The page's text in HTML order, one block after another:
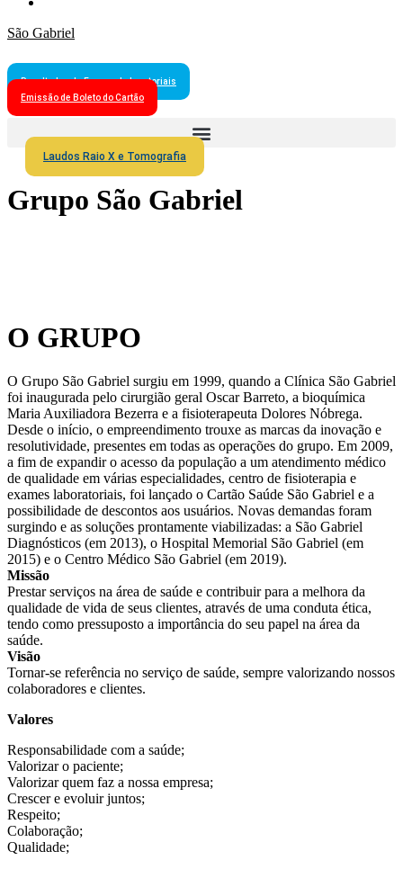
São Gabriel
Resultados de Exames Laboratoriais
Emissão de Boleto do Cartão
Laudos Raio X e Tomografia
Grupo São Gabriel
O GRUPO
O Grupo São Gabriel surgiu em 1999, quando a Clínica São Gabriel
foi inaugurada pelo cirurgião geral Oscar Barreto, a bioquímica
Maria Auxiliadora Bezerra e a fisioterapeuta Dolores Nóbrega.
Desde o início, o empreendimento trouxe as marcas da inovação e
resolutividade, presentes em todas as operações do grupo. Em 2009,
a fim de expandir o acesso da população a um atendimento médico
de qualidade em várias especialidades, centro de fisioterapia e
exames laboratoriais, foi lançado o Cartão Saúde São Gabriel e a
possibilidade de descontos aos usuários. Novas demandas foram
surgindo e as soluções prontamente viabilizadas: a São Gabriel
Diagnósticos (em 2013), o Hospital Memorial São Gabriel (em
2015) e o Centro Médico São Gabriel (em 2019).
Missão
Prestar serviços na área de saúde e contribuir para a melhora da
qualidade de vida de seus clientes, através de uma conduta ética,
tendo como pressuposto a importância do seu papel na área da
saúde.
Visão
Tornar-se referência no serviço de saúde, sempre valorizando nossos
colaboradores e clientes.
Valores
Responsabilidade com a saúde;
Valorizar o paciente;
Valorizar quem faz a nossa empresa;
Crescer e evoluir juntos;
Respeito;
Colaboração;
Qualidade;